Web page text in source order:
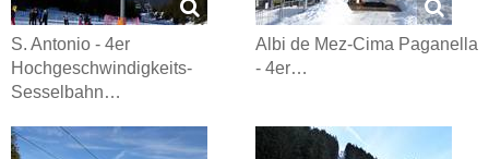
S. Antonio - 4er
Hochgeschwindigkeits-
Sesselbahn…
Albi de Mez-Cima Paganella
- 4er…